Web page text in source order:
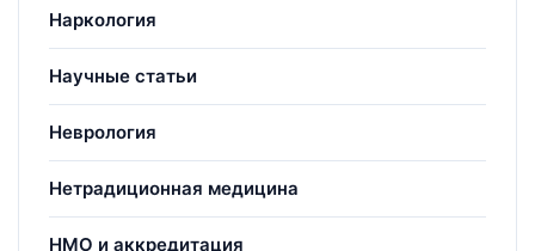
Наркология
Научные статьи
Неврология
Нетрадиционная медицина
НМО и аккредитация